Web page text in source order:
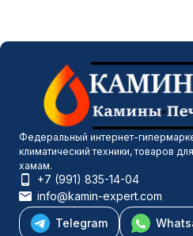
Федеральный интернет-
климатический техники, товаров
хамам.
+7 (991) 835-14-04
info@kamin-expert.com
Telegram